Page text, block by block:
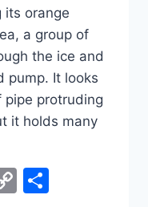
its orange
a group of
the ice and
pump. It looks
protruding
it holds many
Copy